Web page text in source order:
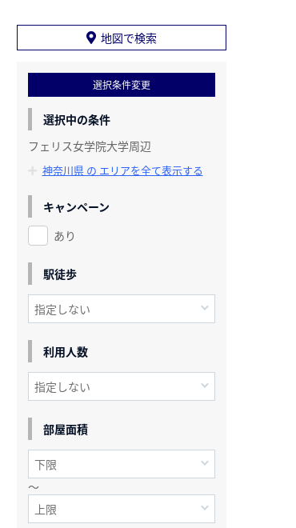
地図で検索
選択条件変更
選択中の条件
フェリス女学院大学周辺
神奈川県 の エリアを全て表示する
キャンペーン
あり
駅徒歩
利用人数
部屋面積
～